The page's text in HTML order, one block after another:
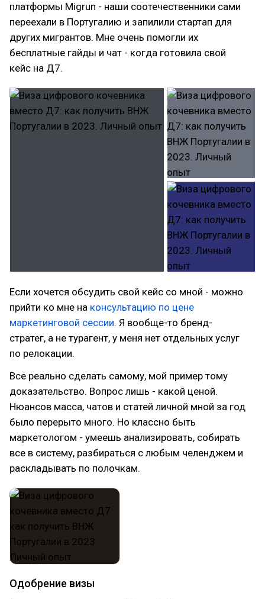
платформы Migrun - наши соотечественники сами
переехали в Португалию и запилили стартап для
других мигрантов. Мне очень помогли их
бесплатные гайды и чат - когда готовила свой
кейс на Д7.
Если хочется обсудить свой кейс со мной - можно
прийти ко мне на консультацию по цене
маркетинговой сессии. Я вообще-то бренд-
стратег, а не турагент, у меня нет отдельных услуг
по релокации.
Все реально сделать самому, мой пример тому
доказательство. Вопрос лишь - какой ценой.
Нюансов масса, чатов и статей личной мной за год
было перерыто много. Но классно быть
маркетологом - умеешь анализировать, собирать
все в систему, разбираться с любым челенджем и
раскладывать по полочкам.
Одобрение визы